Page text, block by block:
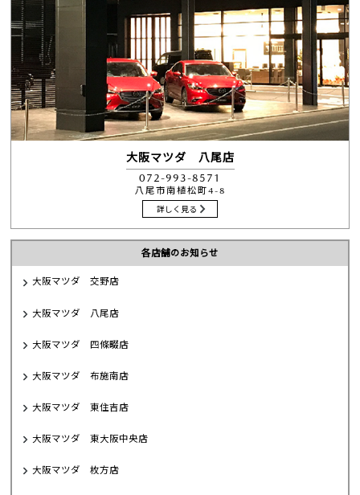
大阪マツダ 八尾店
072-993-8571
八尾市南植松町4-8
詳しく見る
各店舗のお知らせ
大阪マツダ 交野店
大阪マツダ 八尾店
大阪マツダ 四條畷店
大阪マツダ 布施南店
大阪マツダ 東住吉店
大阪マツダ 東大阪中央店
大阪マツダ 枚方店